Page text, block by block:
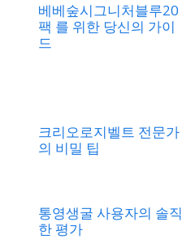
베베숲시그니처블루20
팩 를 위한 당신의 가이
드
크리오로지벨트 전문가
의 비밀 팁
통영생굴 사용자의 솔직
한 평가